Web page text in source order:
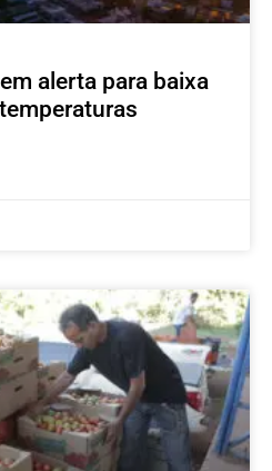
alerta para baixa